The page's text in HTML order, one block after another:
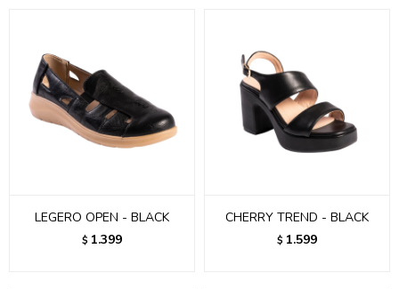
LEGERO OPEN - BLACK
$ 1.399
CHERRY TREND - BLACK
$ 1.599